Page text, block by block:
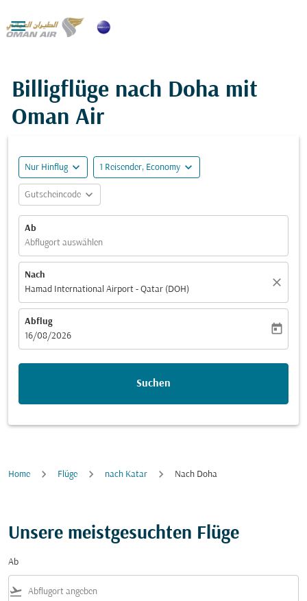

Billigflüge nach Doha mit
Oman Air
Nur Hinflug expand_more 1 Reisender, Economy expand_more
Gutscheincode expand_more
Ab
Abflugort auswählen
Nach
Hamad International Airport - Qatar (DOH)
close
Abflug
fc-booking-departure-date-aria-label
16/08/2026
today
Suchen
Home Flüge nach Katar Nach Doha
Unsere meistgesuchten Flüge
Ab
flight_takeoff